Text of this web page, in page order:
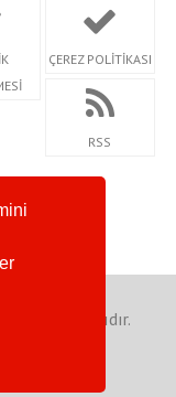
ÇEREZ POLİTİKASI
RSS
Hakkı Saklıdır.